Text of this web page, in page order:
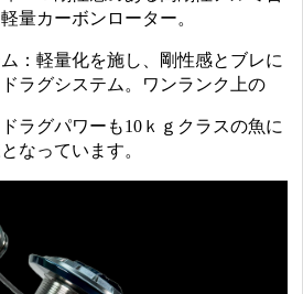
量カーボンローター。
：軽量化を施し、剛性感とブレに
ラグシステム。ワンランク上の
ラグパワーも10ｋｇクラスの魚に
なっています。